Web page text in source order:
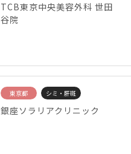
TCB東京中央美容外科 世田
谷院
東京都 シミ・肝斑
銀座ソラリアクリニック